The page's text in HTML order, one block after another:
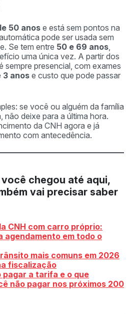
50 anos e está sem pontos na
pode ser usada sem
Se tem entre 50 e 69 anos,
uma única vez. A partir dos
sempre presencial, com exames
3 anos e custo que pode passar
se você ou alguém da família
não deixe para a última hora.
da CNH agora e já
com antecedência.
você chegou até aqui,
vai precisar saber
CNH com carro próprio:
agendamento em todo o
mais comuns em 2026
fiscalização
pagar a tarifa e o que
não pagar nos próximos 200